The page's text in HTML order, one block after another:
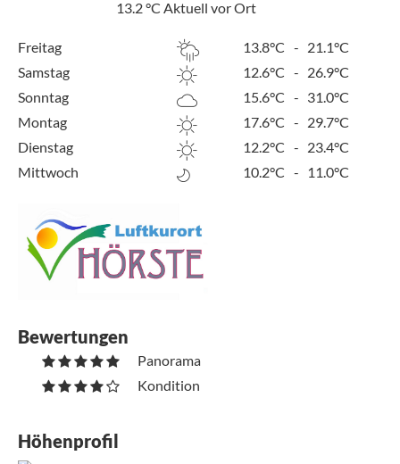
13.2°C Aktuell vor Ort
Freitag 13.8°C - 21.1°C
Samstag
12.6°C - 26.9°C
Sonntag
15.6°C - 31.0°C
Montag
17.6°C - 29.7°C
Dienstag
12.2°C - 23.4°C
Mittwoch
10.2°C - 11.0°C
Bewertungen
Panorama
Kondition
Höhenprofil